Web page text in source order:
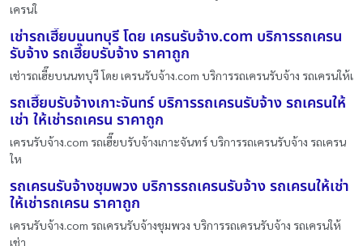
เครนใ
เช่ารถเฮี๊ยบนนทบุรี โดย เครนรับจ้าง.com บริการรถเครน
รับจ้าง รถเฮี๊ยบรับจ้าง ราคาถูก
เช่ารถเฮี๊ยบนนทบุรี โดย เครนรับจ้าง.com บริการรถเครนรับจ้าง รถเครนให้เ
รถเฮี๊ยบรับจ้างเกาะจันทร์ บริการรถเครนรับจ้าง รถเครนให้
เช่า ให้เช่ารถเครน ราคาถูก
เครนรับจ้าง.com รถเฮี๊ยบรับจ้างเกาะจันทร์ บริการรถเครนรับจ้าง รถเครน
ให
รถเครนรับจ้างชุมพวง บริการรถเครนรับจ้าง รถเครนให้เช่า
ให้เช่ารถเครน ราคาถูก
เครนรับจ้าง.com รถเครนรับจ้างชุมพวง บริการรถเครนรับจ้าง รถเครนให้
เช่า